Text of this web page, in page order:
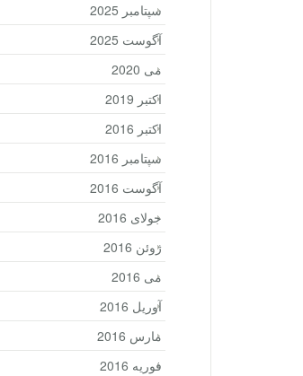
سپتامبر 2025
آگوست 2025
می 2020
اکتبر 2019
اکتبر 2016
سپتامبر 2016
آگوست 2016
جولای 2016
ژوئن 2016
می 2016
آوریل 2016
مارس 2016
فوریه 2016